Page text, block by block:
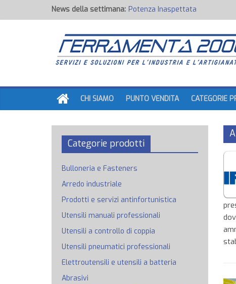
News della settimana: Potenza Inaspettata
Raccorderia pneumatica
Attrezzature professionali a
Ancoraggi chimici
Fondi, Smalti, Stucchi e
CHI SIAMO PUNTO VENDITA CATEGORIE
Categorie prodotti
Bulloneria e Fasteners
Arredo industriale
Prodotti e servizi antinfortunistica
Utensili manuali professionali
Utensili a controllo di coppia
Utensili pneumatici professionali
Elettroutensili e utensili a batteria
Abrasivi